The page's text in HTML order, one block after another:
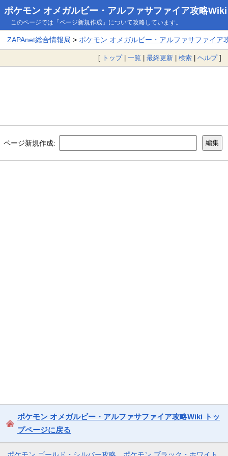
ポケモン オメガルビー・アルファサファイア攻略Wiki
このページでは「ページ新規作成」について攻略しています。
ZAPAnet総合情報局 > ポケモン オメガルビー・アルファサファイア
[ トップ| 一覧 | 最終更新 | 検索 | ヘルプ]
ページ新規作成:
ポケモン オメガルビー・アルファサファイア攻略Wiki トッ
プページに戻る
ポケモン ゴールド・シルバー攻略 ポケモン ブラック・ホワイト